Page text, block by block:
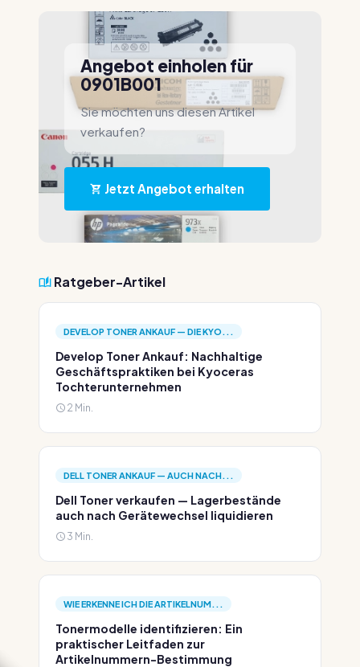
Angebot einholen für
0901B001
Sie möchten uns diesen Artikel
verkaufen?
Jetzt Angebot erhalten
Ratgeber-Artikel
DEVELOP TONER ANKAUF — DIE KYO...
Develop Toner Ankauf: Nachhaltige
Geschäftspraktiken bei Kyoceras
Tochterunternehmen
2 Min.
DELL TONER ANKAUF — AUCH NACH...
Dell Toner verkaufen — Lagerbestände
auch nach Gerätewechsel liquidieren
3 Min.
WIE ERKENNE ICH DIE ARTIKELNUM...
Tonermodelle identifizieren: Ein
praktischer Leitfaden zur
Artikelnummern-Bestimmung